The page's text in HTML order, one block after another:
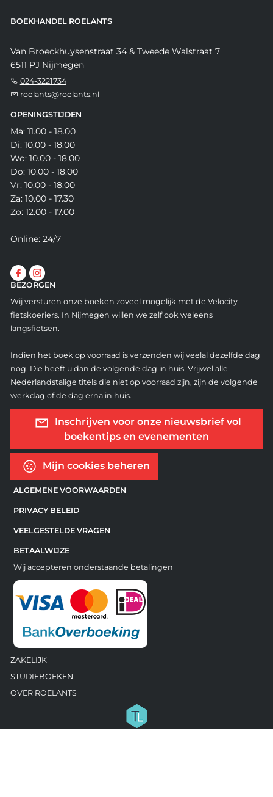
BOEKHANDEL ROELANTS
Van Broeckhuysenstraat 34 & Tweede Walstraat 7
6511 PJ Nijmegen
024-3221734
roelants@roelants.nl
OPENINGSTIJDEN
Ma: 11.00 - 18.00
Di: 10.00 - 18.00
Wo: 10.00 - 18.00
Do: 10.00 - 18.00
Vr: 10.00 - 18.00
Za: 10.00 - 17.30
Zo: 12.00 - 17.00
Online: 24/7
BEZORGEN
Wij versturen onze boeken zoveel mogelijk met de Velocity-
fietskoeriers. In Nijmegen willen we zelf ook weleens
langsfietsen.
Indien het boek op voorraad is verzenden wij veelal dezelfde dag
nog. Die heeft u dan de volgende dag in huis. Vrijwel alle
Nederlandstalige titels die niet op voorraad zijn, zijn de volgende
werkdag of de dag erna in huis.
Inschrijven voor onze nieuwsbrief vol
boekentips en evenementen
Mijn cookies beheren
ALGEMENE VOORWAARDEN
PRIVACY BELEID
VEELGESTELDE VRAGEN
BETAALWIJZE
Wij accepteren onderstaande betalingen
ZAKELIJK
STUDIEBOEKEN
OVER ROELANTS